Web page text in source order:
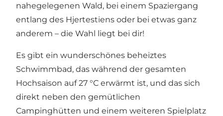
nahegelegenen Wald, bei einem Spaziergang
entlang des Hjertestiens oder bei etwas ganz
anderem – die Wahl liegt bei dir!
Es gibt ein wunderschönes beheiztes
Schwimmbad, das während der gesamten
Hochsaison auf 27 °C erwärmt ist, und das sich
direkt neben den gemütlichen
Campinghütten und einem weiteren Spielplatz